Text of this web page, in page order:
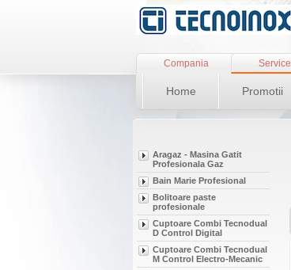
Compania Service
Home Promotii
Aragaz - Masina Gatit
Profesionala Gaz
Bain Marie Profesional
Bolitoare paste
profesionale
Cuptoare Combi Tecnodual
D Control Digital
Cuptoare Combi Tecnodual
M Control Electro-Mecanic